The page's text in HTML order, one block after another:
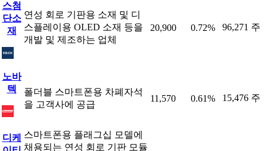
스첨
단소
재
연성 회로 기판용 소재 및 디
스플레이용 OLED 소재 등을
개발 및 제조하는 업체
20,900 0.72% 96,271 주
노바
텍
폴더블 스마트폰용 차폐자석
을 고객사에 공급
11,570 0.61% 15,476 주
디케
스마트폰용 플래그십 모델에
채용되는 연성 회로 기판 모듈